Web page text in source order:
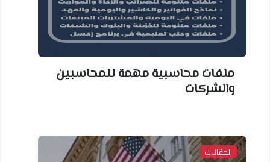
ملفات محاسبية مهمة للمحاسبين
والشركات
المقالات